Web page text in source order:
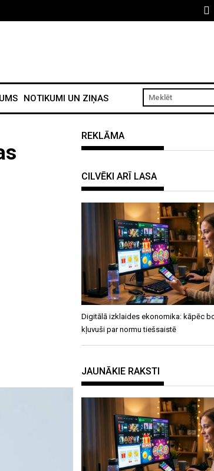
NOTIKUMI UN ZIŅAS
REKLĀMA
CILVĒKI ARĪ LASA
Digitālā izklaides ekonomika: kāpēc
kļuvuši par normu tiešsaistē
JAUNĀKIE RAKSTI